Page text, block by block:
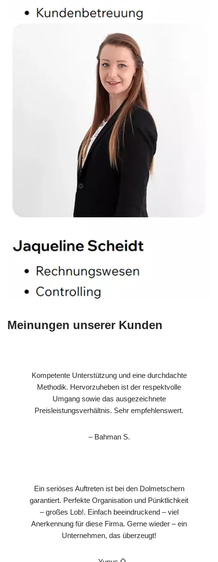
Meinungen unserer Kunden
Kompetente Unterstützung und eine durchdachte
Methodik. Hervorzuheben ist der respektvolle
Umgang sowie das ausgezeichnete
Preisleistungsverhältnis. Sehr empfehlenswert.
– Bahman S.
Ein seriöses Auftreten ist bei den Dolmetschern
garantiert. Perfekte Organisation und Pünktlichkeit
– großes Lob!. Einfach beeindruckend – viel
Anerkennung für diese Firma. Gerne wieder – ein
Unternehmen, das überzeugt!